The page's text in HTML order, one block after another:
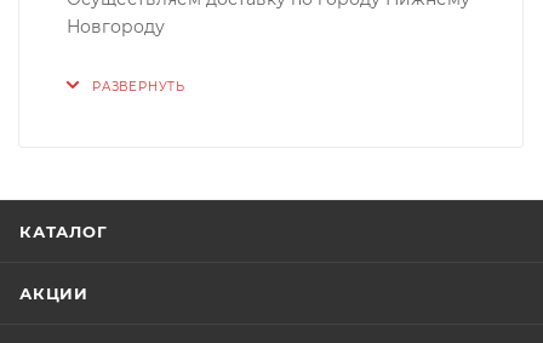
Новгороду
РАЗВЕРНУТЬ
КАТАЛОГ
АКЦИИ